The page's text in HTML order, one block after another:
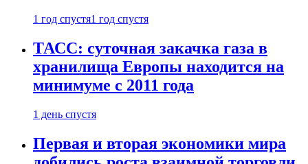
1 год спустя1 год спустя
ТАСС: суточная закачка газа в
хранилища Европы находится на
минимуме с 2011 года
1 день спустя
Первая и вторая экономики мира